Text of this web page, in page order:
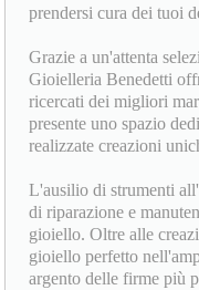
prendersi cura dei tuoi
Grazie a un'attenta
Gioielleria Benedetti
ricercati dei migliori
presente uno spazio
realizzate creazioni
L'ausilio di strumenti
di riparazione e
gioiello. Oltre alle
gioiello perfetto
argento delle firme più